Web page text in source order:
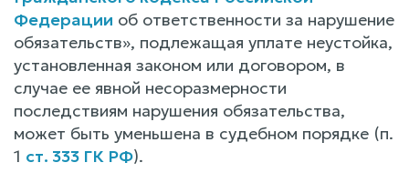
Федерации об ответственности за нарушение
обязательств», подлежащая уплате неустойка,
установленная законом или договором, в
случае ее явной несоразмерности
последствиям нарушения обязательства,
может быть уменьшена в судебном порядке (п.
1 ст. 333 ГК РФ).